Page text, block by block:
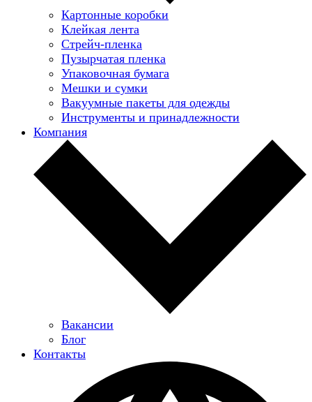
Картонные коробки
Клейкая лента
Стрейч-пленка
Пузырчатая пленка
Упаковочная бумага
Мешки и сумки
Вакуумные пакеты для одежды
Инструменты и принадлежности
Компания
Вакансии
Блог
Контакты